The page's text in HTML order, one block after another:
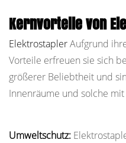
Kernvorteile von
ElektrostaplerAufgrund
Vorteile erfreuen sie sich
größerer Beliebtheit und
Innenräume und solche
Umweltschutz: